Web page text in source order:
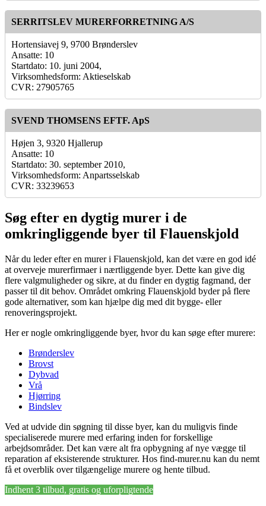
SERRITSLEV MURERFORRETNING A/S
Hortensiavej 9, 9700 Brønderslev
Ansatte: 10
Startdato: 10. juni 2004,
Virksomhedsform: Aktieselskab
CVR: 27905765
SVEND THOMSENS EFTF. ApS
Højen 3, 9320 Hjallerup
Ansatte: 10
Startdato: 30. september 2010,
Virksomhedsform: Anpartsselskab
CVR: 33239653
Søg efter en dygtig murer i de
omkringliggende byer til Flauenskjold
Når du leder efter en murer i Flauenskjold, kan det være en god idé
at overveje murerfirmaer i nærtliggende byer. Dette kan give dig
flere valgmuligheder og sikre, at du finder en dygtig fagmand, der
passer til dit behov. Området omkring Flauenskjold byder på flere
gode alternativer, som kan hjælpe dig med dit bygge- eller
renoveringsprojekt.
Her er nogle omkringliggende byer, hvor du kan søge efter murere:
Brønderslev
Brovst
Dybvad
Vrå
Hjørring
Bindslev
Ved at udvide din søgning til disse byer, kan du muligvis finde
specialiserede murere med erfaring inden for forskellige
arbejdsområder. Det kan være alt fra opbygning af nye vægge til
reparation af eksisterende strukturer. Hos find-murer.nu kan du nemt
få et overblik over tilgængelige murere og hente tilbud.
Indhent 3 tilbud, gratis og uforpligtende